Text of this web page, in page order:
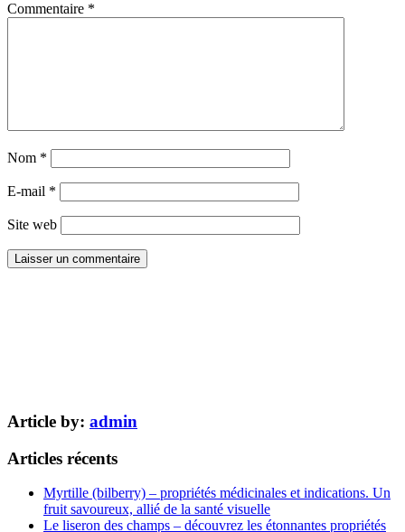
Commentaire *
Nom *
E-mail *
Site web
Article by: admin
Articles récents
Myrtille (bilberry) – propriétés médicinales et indications. Un
fruit savoureux, allié de la santé visuelle
Le liseron des champs – découvrez les étonnantes propriétés